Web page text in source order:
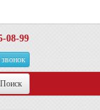
08-99
звонок
Поиск